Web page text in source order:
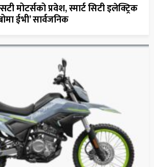
मोटर्सको प्रवेश, स्मार्ट सिटी इलेक्ट्रिक
ईभी’ सार्वजनिक